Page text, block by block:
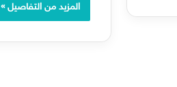
المزيد من التفاصيل »